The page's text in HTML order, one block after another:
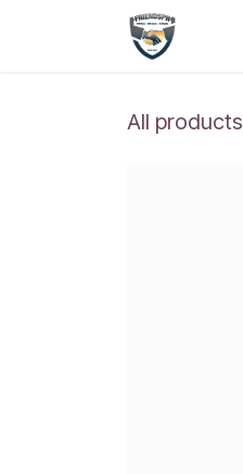
Skip to Content
All products